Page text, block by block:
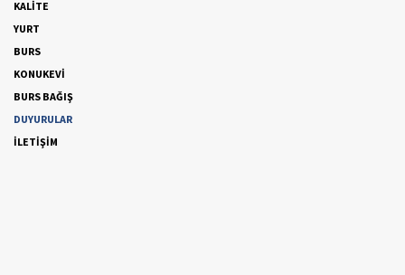
KALİTE
YURT
BURS
KONUKEVİ
BURS BAĞIŞ
DUYURULAR
İLETİŞİM